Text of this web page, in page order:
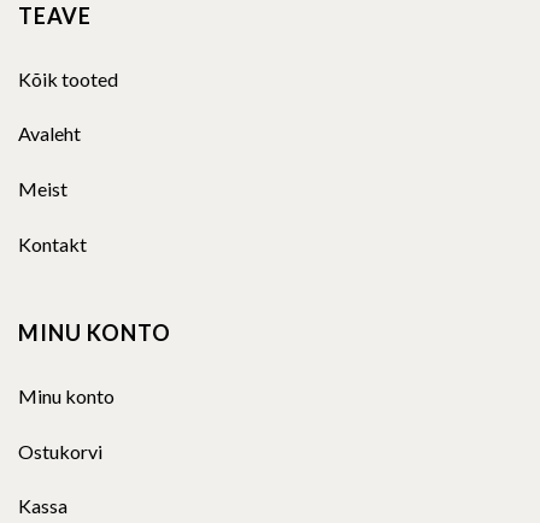
TEAVE
Kõik tooted
Avaleht
Meist
Kontakt
MINU KONTO
Minu konto
Ostukorvi
Kassa